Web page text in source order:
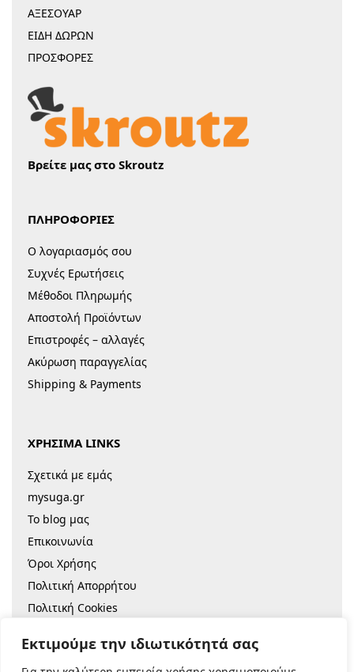
Εκτιμούμε την ιδιωτικότητά σας
ΑΞΕΣΟΥΑΡ
ΕΙΔΗ ΔΩΡΩΝ
ΠΡΟΣΦΟΡΕΣ
Βρείτε μας στο Skroutz
ΠΛΗΡΟΦΟΡΙΕΣ
Ο λογαριασμός σου
Συχνές Ερωτήσεις
Μέθοδοι Πληρωμής
Αποστολή Προϊόντων
Επιστροφές – αλλαγές
Ακύρωση παραγγελίας
Shipping & Payments
ΧΡΗΣΙΜΑ LINKS
Σχετικά με εμάς
mysuga.gr
Το blog μας
Επικοινωνία
Όροι Χρήσης
Πολιτική Απορρήτου
Πολιτική Cookies